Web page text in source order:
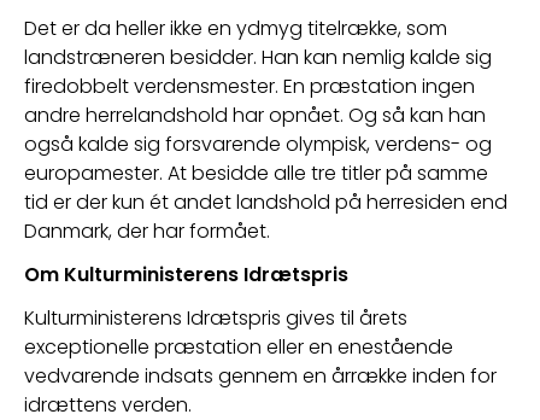
Det er da heller ikke en ydmyg titelrække, som
landstræneren besidder. Han kan nemlig kalde sig
firedobbelt verdensmester. En præstation ingen
andre herrelandshold har opnået. Og så kan han
også kalde sig forsvarende olympisk, verdens- og
europamester. At besidde alle tre titler på samme
tid er der kun ét andet landshold på herresiden end
Danmark, der har formået.
Om Kulturministerens Idrætspris
Kulturministerens Idrætspris gives til årets
exceptionelle præstation eller en enestående
vedvarende indsats gennem en årrække inden for
idrættens verden.